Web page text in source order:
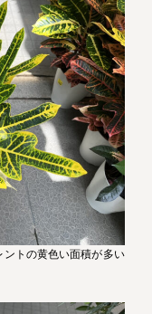
トの黄色い面積が多い